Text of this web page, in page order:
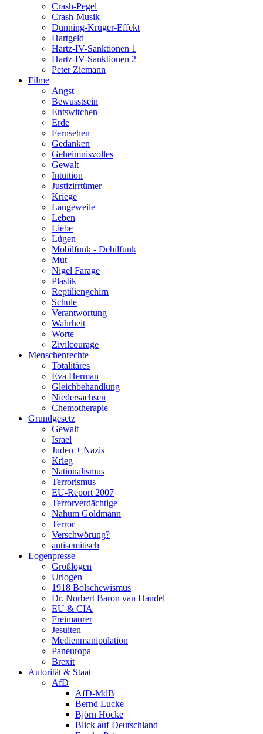
Crash-Pegel
Crash-Musik
Dunning-Kruger-Effekt
Hartgeld
Hartz-IV-Sanktionen 1
Hartz-IV-Sanktionen 2
Peter Ziemann
Filme
Angst
Bewusstsein
Entswitchen
Erde
Fernsehen
Gedanken
Geheimnisvolles
Gewalt
Intuition
Justizirrtümer
Kriege
Langeweile
Leben
Liebe
Lügen
Mobilfunk - Debilfunk
Mut
Nigel Farage
Plastik
Reptiliengehirn
Schule
Verantwortung
Wahrheit
Worte
Zivilcourage
Menschenrechte
Totalitäres
Eva Herman
Gleichbehandlung
Niedersachsen
Chemotherapie
Grundgesetz
Gewalt
Israel
Juden + Nazis
Krieg
Nationalismus
Terrorismus
EU-Report 2007
Terrorverdächtige
Nahum Goldmann
Terror
Verschwörung?
antisemitisch
Logenpresse
Großlogen
Urlogen
1918 Bolschewismus
Dr. Norbert Baron van Handel
EU & CIA
Freimaurer
Jesuiten
Medienmanipulation
Paneuropa
Brexit
Autorität & Staat
AfD
AfD-MdB
Bernd Lucke
Björn Höcke
Blick auf Deutschland